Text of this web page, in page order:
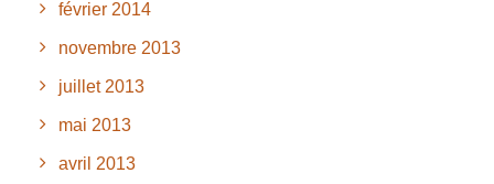
février 2014
novembre 2013
juillet 2013
mai 2013
avril 2013